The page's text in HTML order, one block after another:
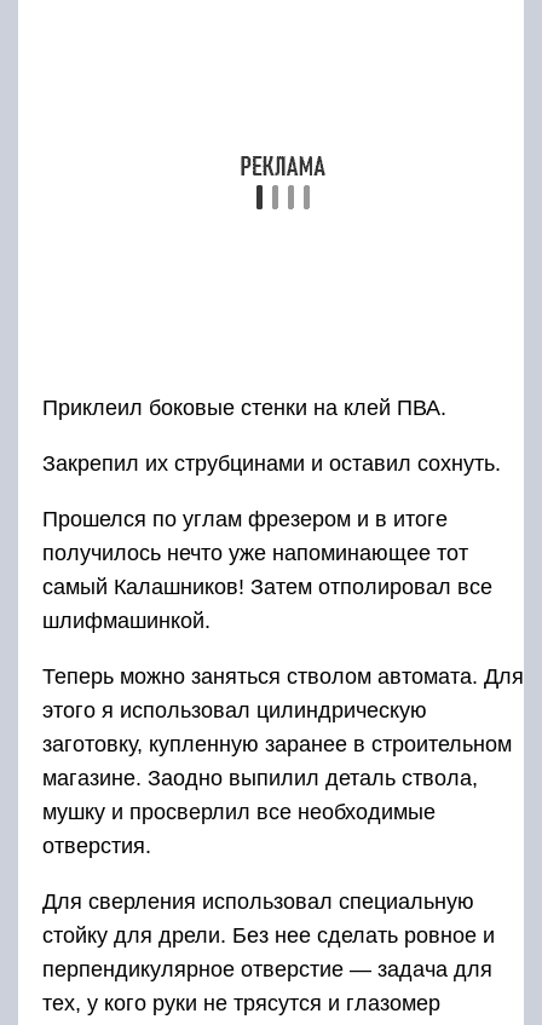
получилось нечто уже напоминающее тот
магазине. Заодно выпилил деталь ствола,
мушку и просверлил все необходимые
отверстия.
Для сверления использовал специальную
стойку для дрели. Без нее сделать ровное и
перпендикулярное отверстие — задача для
тех, у кого руки не трясутся и глазомер
Я же решил облегчить себе жизнь и
воспользовался этим удобным
приспособлением.
https://youtube.com/watch?v=JEGn5gzRkQ0
на клей ПВА.
Все детали и размеры — сплошная
импровизация! Я просто смотрел на чертеж